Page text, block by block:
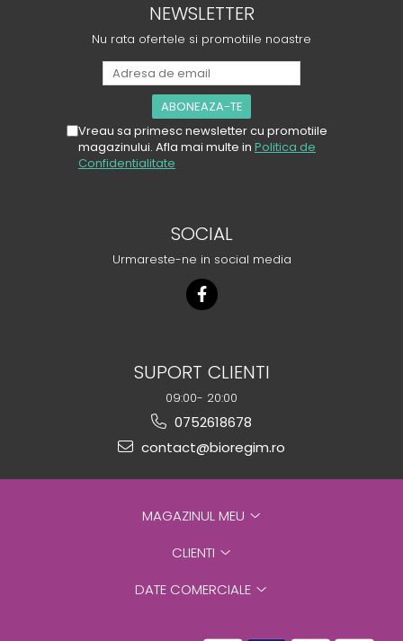
NEWSLETTER
Nu rata ofertele si promotiile noastre
Vreau sa primesc newsletter cu promotiile
magazinului. Afla mai multe in Politica de
Confidentialitate
SOCIAL
Urmareste-ne in social media
SUPORT CLIENTI
09:00- 20:00
0752618678
contact@bioregim.ro
MAGAZINUL MEU
CLIENTI
DATE COMERCIALE